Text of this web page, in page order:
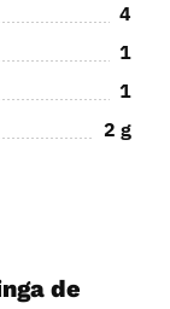
4
1
1
2 g
de